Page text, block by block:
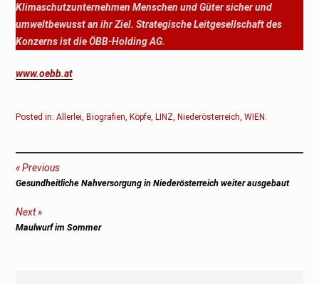
Klimaschutzunternehmen Menschen und Güter sicher und
umweltbewusst an ihr Ziel. Strategische Leitgesellschaft des
Konzerns ist die ÖBB-Holding AG.
www.oebb.at
Posted in:Allerlei,Biografien,Köpfe,LINZ,Niederösterreich,WIEN.
Beitragsnavigation
Previous
Previous
Gesundheitliche Nahversorgung in Niederösterreich weiter ausgebaut
Next
Next
Maulwurf im Sommer